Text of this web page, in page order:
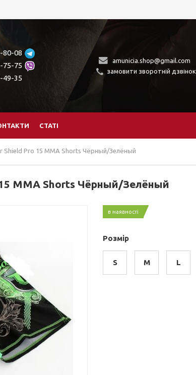
80-08
75-75
49-35
amunicia.shop@gmail.com
замовити зворотній дзвінок
СТАТІ
Pro 15 MMA Shorts Чёрный/Зелёный
MMA Shorts Чёрный/Зелёный
в наявності
Розмір
S M L